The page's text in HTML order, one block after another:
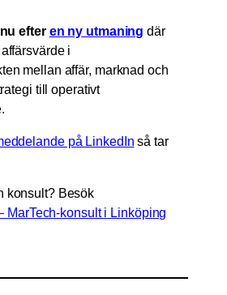
efter en ny utmaning där
i
mellan affär, marknad och
till operativt
på LinkedIn så tar
konsult? Besök
MarTech-konsult i Linköping